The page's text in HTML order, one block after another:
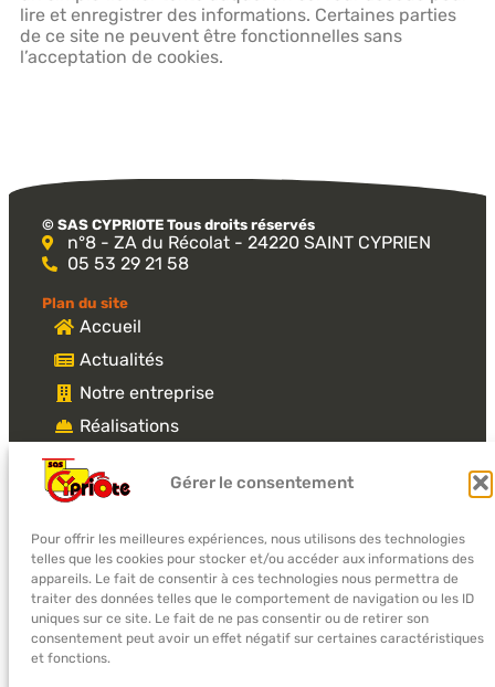
Gérer le consentement
Pour offrir les meilleures expériences, nous utilisons des technologies
telles que les cookies pour stocker et/ou accéder aux informations des
appareils. Le fait de consentir à ces technologies nous permettra de
traiter des données telles que le comportement de navigation ou les ID
consentement peut avoir un effet négatif sur certaines
caractéristiques et fonctions.
Accepter
lire et enregistrer des informations. Certaines parties
de ce site ne peuvent être fonctionnelles sans
l’acceptation de cookies.
© SAS CYPRIOTE Tous droits réservés​
n°8 - ZA du Récolat - 24220 SAINT CYPRIEN
05 53 29 21 58
Plan du site
Accueil
Actualités
Notre entreprise
Réalisations
Contact
lundi : 09:00-12:00 et 14:00-17:00
mardi : 09:00-12:00 et 14:00-17:00
mercredi : 09:00-12:00 et 14:00-17:00
jeudi : 09:00-12:00 et 14:00-17:00
vendredi : 09:00-12:00 et 14:00-17:00
samedi : Fermé dimanche : Fermé